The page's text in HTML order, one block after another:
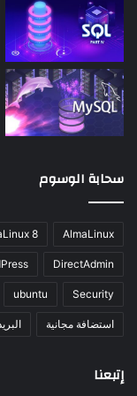
سحابة الوسوم
AlmaLinux
8
DirectAdmin
Security
ubuntu
استضافة مجانية
إتبعنا